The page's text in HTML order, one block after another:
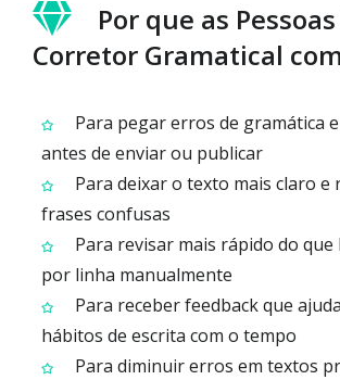
Por que as
Corretor Gramatical
Para pegar erros de gramática
antes de enviar ou publicar
Para deixar o texto mais claro e
frases confusas
Para revisar mais rápido do que
por linha manualmente
Para receber feedback que
hábitos de escrita com o tempo
Para diminuir erros em textos